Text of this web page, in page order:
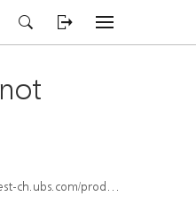
detail/index/isin/CH1564670391